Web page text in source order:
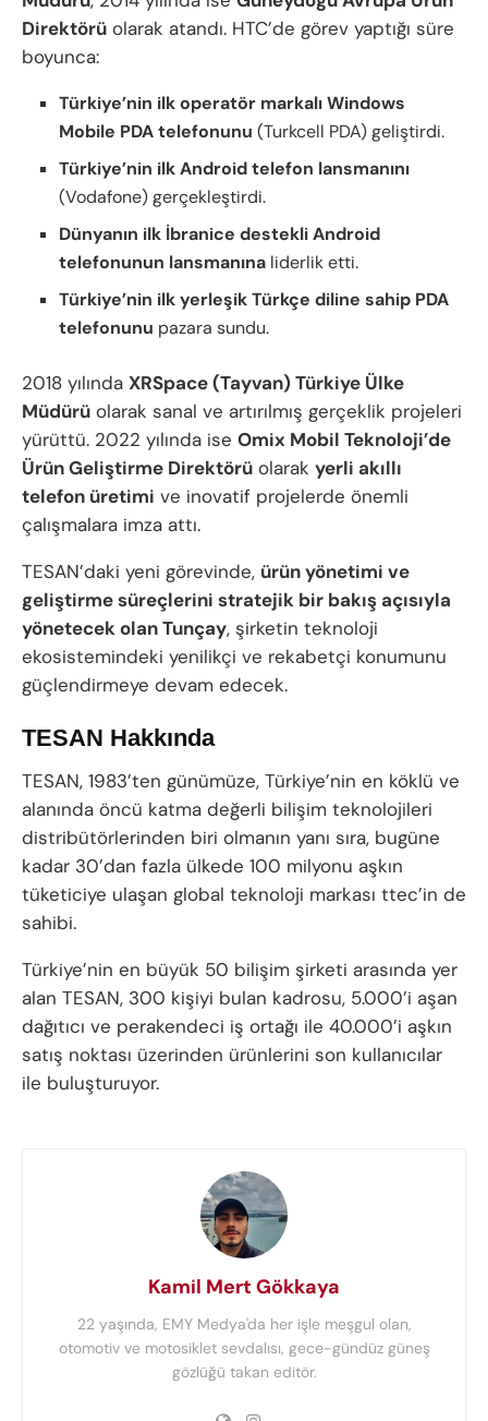
Direktörü olarak atandı. HTC’de görev yaptığı süre
boyunca:
Türkiye’nin ilk operatör markalı Windows
Mobile PDA telefonunu (Turkcell PDA) geliştirdi.
Türkiye’nin ilk Android telefon lansmanını
(Vodafone) gerçekleştirdi.
Dünyanın ilk İbranice destekli Android
telefonunun lansmanına liderlik etti.
Türkiye’nin ilk yerleşik Türkçe diline sahip PDA
telefonunu pazara sundu.
2018 yılında XRSpace (Tayvan) Türkiye Ülke
Müdürü olarak sanal ve artırılmış gerçeklik projeleri
yürüttü. 2022 yılında ise Omix Mobil Teknoloji’de
Ürün Geliştirme Direktörü olarak yerli akıllı
telefon üretimi ve inovatif projelerde önemli
çalışmalara imza attı.
TESAN’daki yeni görevinde, ürün yönetimi ve
geliştirme süreçlerini stratejik bir bakış açısıyla
yönetecek olan Tunçay, şirketin teknoloji
ekosistemindeki yenilikçi ve rekabetçi konumunu
güçlendirmeye devam edecek.
TESAN Hakkında
TESAN, 1983’ten günümüze, Türkiye’nin en köklü ve
alanında öncü katma değerli bilişim teknolojileri
distribütörlerinden biri olmanın yanı sıra, bugüne
kadar 30’dan fazla ülkede 100 milyonu aşkın
tüketiciye ulaşan global teknoloji markası ttec’in de
sahibi.
Türkiye’nin en büyük 50 bilişim şirketi arasında yer
alan TESAN, 300 kişiyi bulan kadrosu, 5.000’i aşan
dağıtıcı ve perakendeci iş ortağı ile 40.000’i aşkın
satış noktası üzerinden ürünlerini son kullanıcılar
ile buluşturuyor.
Kamil Mert Gökkaya
22 yaşında, EMY Medya'da her işle meşgul olan,
otomotiv ve motosiklet sevdalısı, gece-gündüz güneş
gözlüğü takan editör.